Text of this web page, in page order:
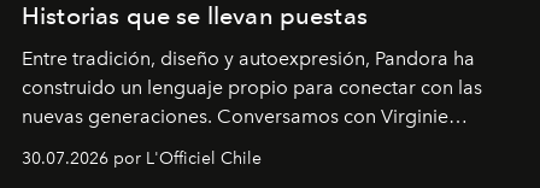
Historias que se llevan puestas
Entre tradición, diseño y autoexpresión, Pandora ha
construido un lenguaje propio para conectar con las
nuevas generaciones. Conversamos con Virginie
Dubray, la responsable de marketing para
Latinoamérica, sobre identidad, cultura y el valor
30.07.2026 por L'Officiel Chile